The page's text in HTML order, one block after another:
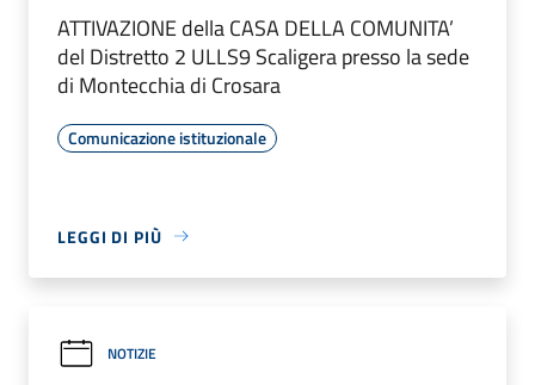
ATTIVAZIONE della CASA DELLA COMUNITA’
del Distretto 2 ULLS9 Scaligera presso la sede
di Montecchia di Crosara
Comunicazione istituzionale
LEGGI DI PIÙ
NOTIZIE